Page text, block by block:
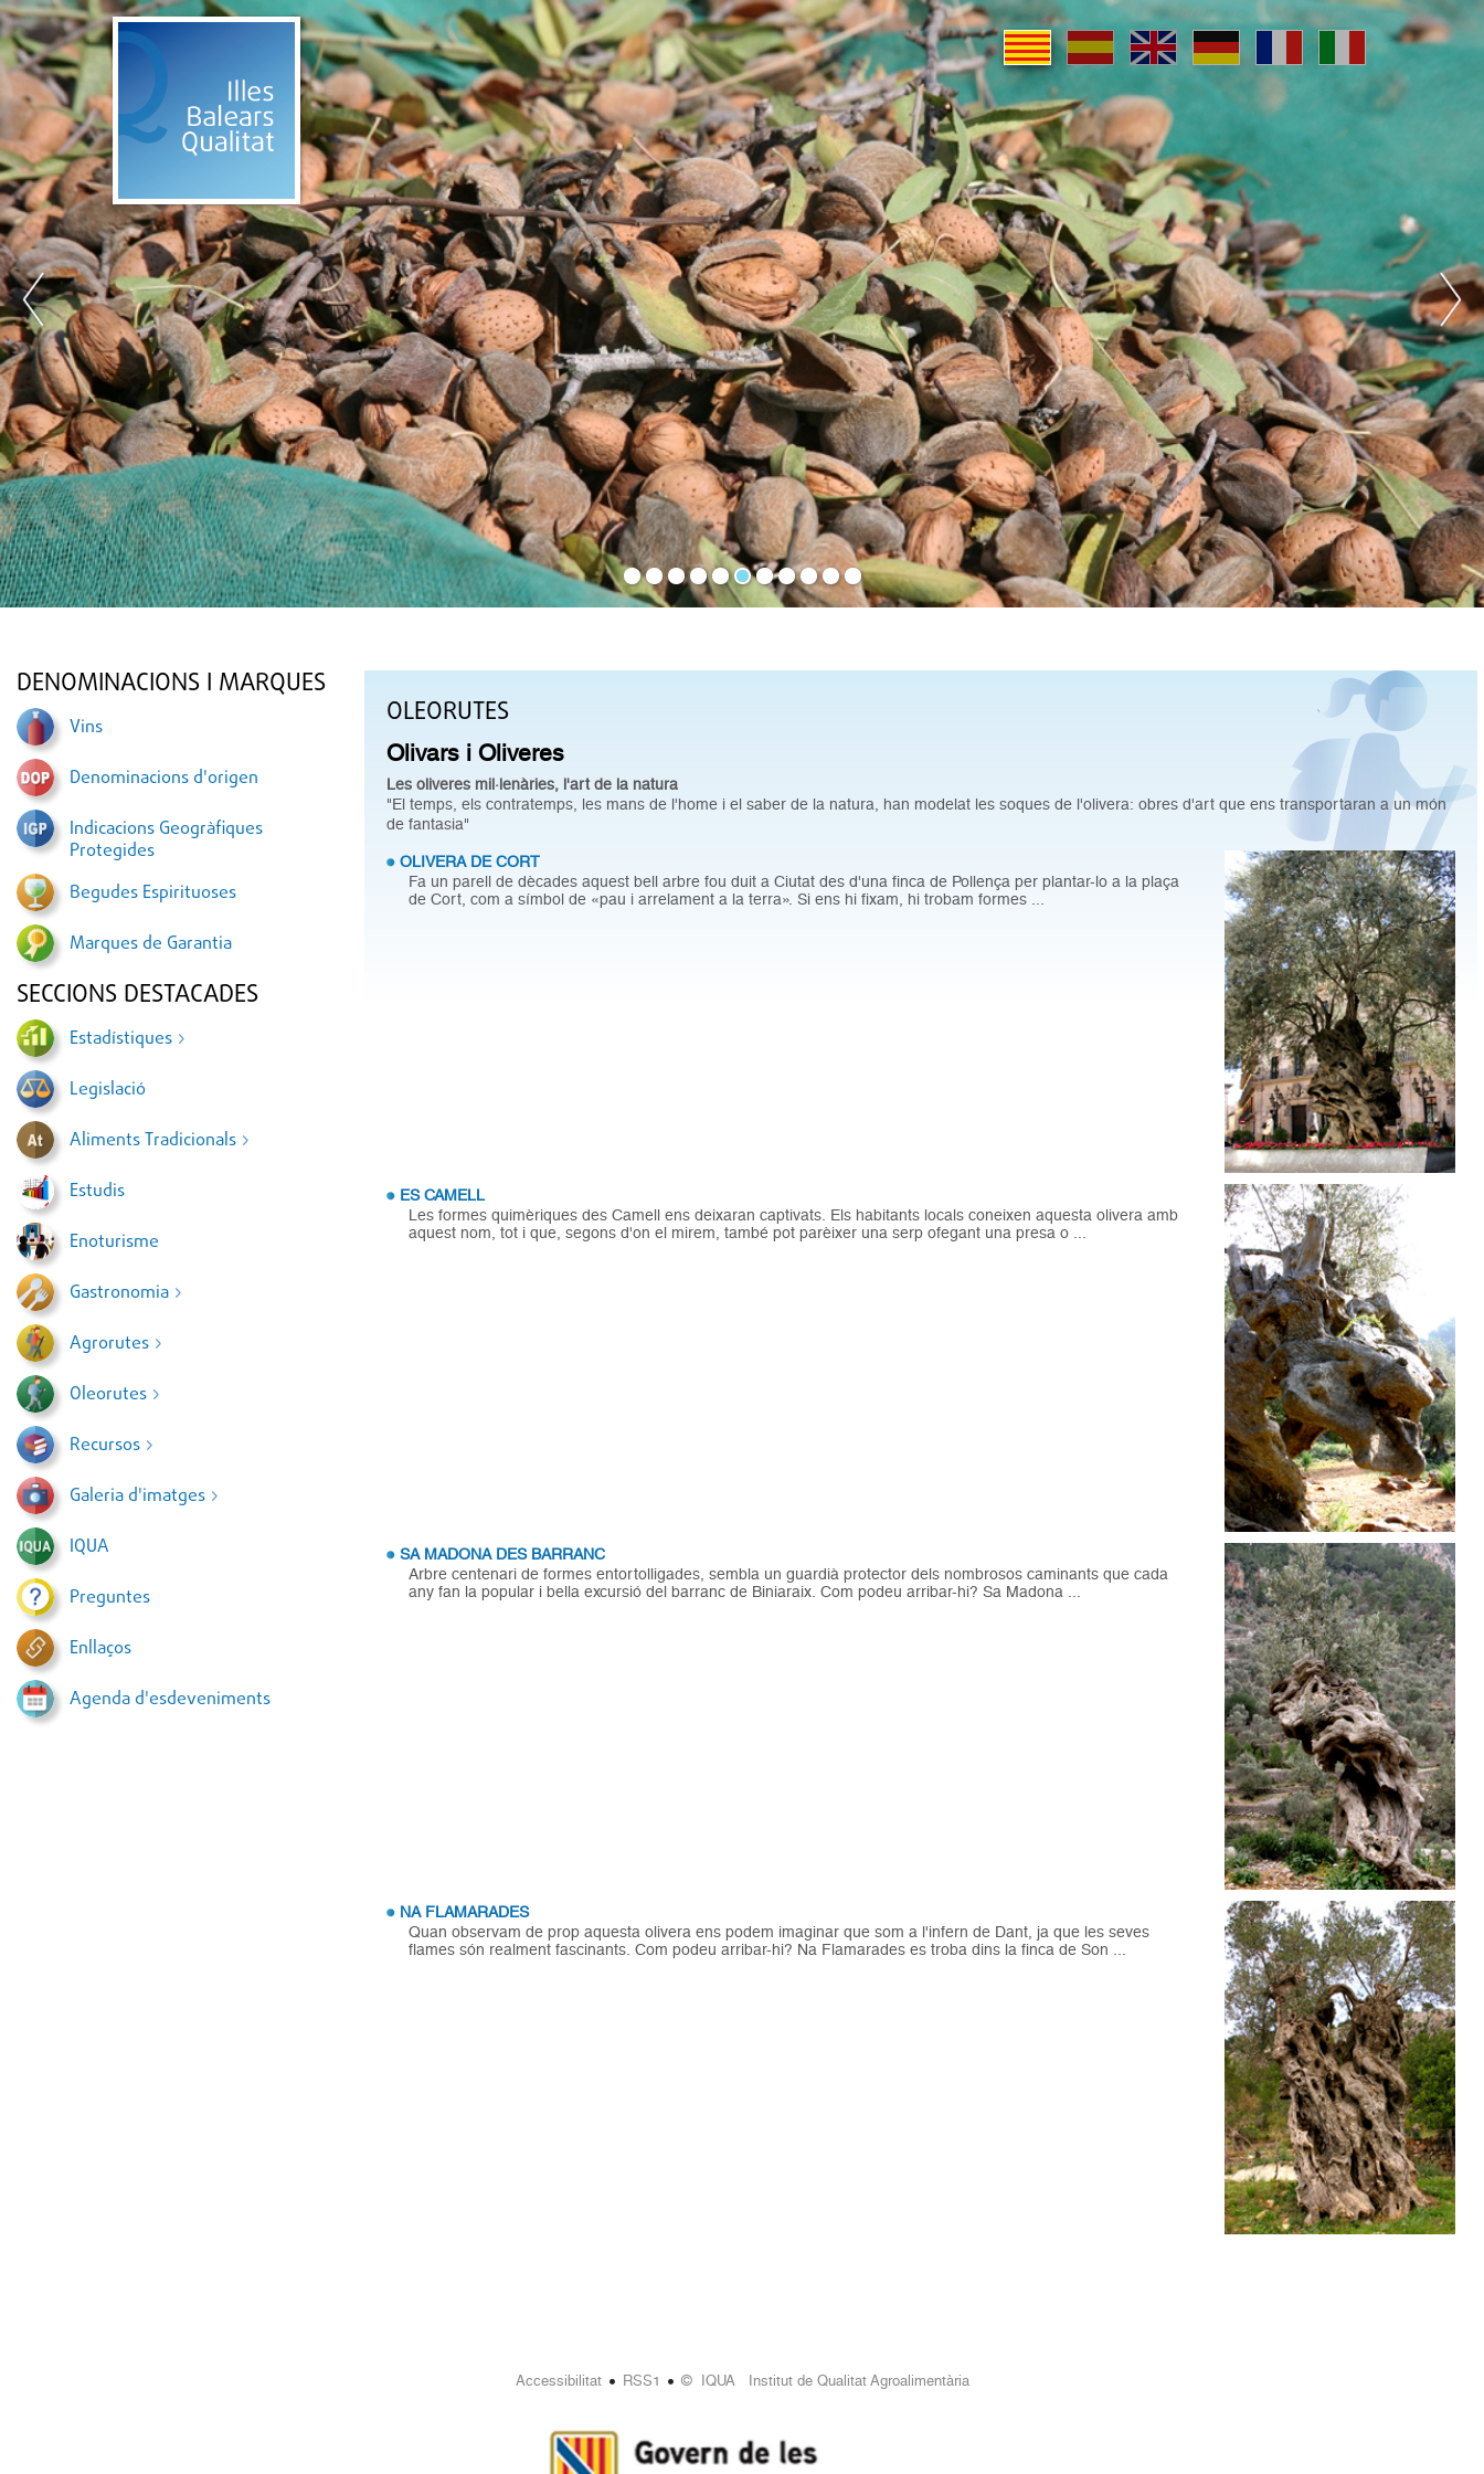
DENOMINACIONS I MARQUES
Vins
Denominacions d'origen
Indicacions Geogràfiques
Protegides
Begudes Espirituoses
Marques de Garantia
SECCIONS DESTACADES
Estadístiques
Legislació
Aliments Tradicionals
Estudis
Enoturisme
Gastronomia
Agrorutes
Oleorutes
Recursos
Galeria d'imatges
IQUA
Preguntes
Enllaços
Agenda d'esdeveniments
OLEORUTES
Olivars i Oliveres
Les oliveres mil·lenàries, l'art de la natura
"El temps, els contratemps, les mans de l'home i el saber de la natura, han modelat les soques de l'olivera: obres d'art que ens transportaran a un món
de fantasia"
OLIVERA DE CORT
Fa un parell de dècades aquest bell arbre fou duit a Ciutat des d'una finca de Pollença per plantar-lo a la plaça
de Cort, com a símbol de «pau i arrelament a la terra». Si ens hi fixam, hi trobam formes ...
ES CAMELL
Les formes quimèriques des Camell ens deixaran captivats. Els habitants locals coneixen aquesta olivera amb
aquest nom, tot i que, segons d'on el mirem, també pot parèixer una serp ofegant una presa o ...
SA MADONA DES BARRANC
Arbre centenari de formes entortolligades, sembla un guardià protector dels nombrosos caminants que cada
any fan la popular i bella excursió del barranc de Biniaraix. Com podeu arribar-hi? Sa Madona ...
NA FLAMARADES
Quan observam de prop aquesta olivera ens podem imaginar que som a l'infern de Dant, ja que les seves
flames són realment fascinants. Com podeu arribar-hi? Na Flamarades es troba dins la finca de Son ...
Accessibilitat• RSS1 • © IQUA Institut de Qualitat Agroalimentària